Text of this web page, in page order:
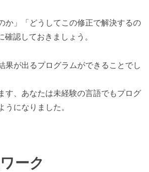
か」「どうしてこの修正で解決するの
認しておきましょう。
果が出るプログラムができることでし
す、あなたは未経験の言語でもプログ
うになりました。
ーク